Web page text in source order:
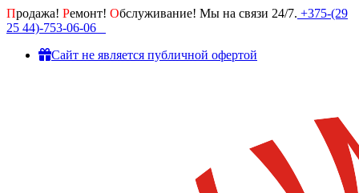
Продажа! Ремонт! Обслуживание! Мы на связи 24/7. +375-(29
25 44)-753-06-06
Cайт не является публичной офертой